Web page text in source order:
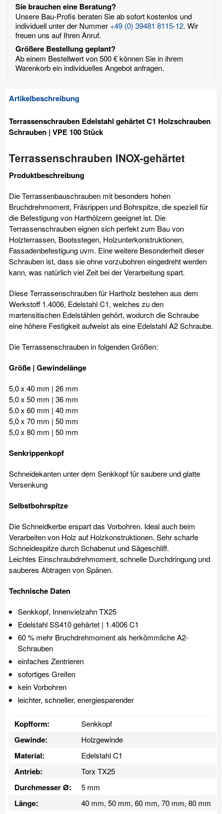
Sie brauchen eine Beratung?
Unsere Bau-Profis beraten Sie ab sofort kostenlos und
individuell unter der Nummer +49 (0) 39481 8115-12. Wir
freuen uns auf Ihren Anruf.
Größere Bestellung geplant?
Ab einem Bestellwert von 500 € können Sie in ihrem
Warenkorb ein individuelles Angebot anfragen.
Artikelbeschreibung
Terrassenschrauben Edelstahl gehärtet C1 Holzschrauben
Schrauben | VPE 100 Stück
Terrassenschrauben INOX-gehärtet
Produktbeschreibung
Die Terrassenbauschrauben mit besonders hohen
Bruchdrehmoment, Fräsrippen und Bohrspitze, die speziell für
die Befestigung von Harthölzern geeignet ist. Die
Terrassenschrauben eignen sich perfekt zum Bau von
Holzterrassen, Bootsstegen, Holzunterkonstruktionen,
Fassadenbefestigung uvm. Eine weitere Besonderheit dieser
Schrauben ist, dass sie ohne vorzubohren eingedreht werden
kann, was natürlich viel Zeit bei der Verarbeitung spart.
Diese Terrassenschrauben für Hartholz bestehen aus dem
Werkstoff 1.4006, Edelstahl C1, welches zu den
martensitischen Edelstählen gehört, wodurch die Schraube
eine höhere Festigkeit aufweist als eine Edelstahl A2 Schraube.
Die Terrassenschrauben in folgenden Größen:
Größe | Gewindelänge
5,0 x 40 mm | 26 mm
5,0 x 50 mm | 36 mm
5,0 x 60 mm | 40 mm
5,0 x 70 mm | 50 mm
5,0 x 80 mm | 50 mm
Senkrippenkopf
Schneidekanten unter dem Senkkopf für saubere und glatte
Versenkung
Selbstbohrspitze
Die Schneidkerbe erspart das Vorbohren. Ideal auch beim
Verarbeiten von Holz auf Holzkonstruktionen. Sehr scharfe
Schneidespitze durch Schabenut und Sägeschliff.
Leichtes Einschraubdrehmoment, schnelle Durchdringung und
sauberes Abtragen von Spänen.
Technische Daten
Senkkopf, Innenvielzahn TX25
Edelstahl SS410 gehärtet | 1.4006 C1
60 % mehr Bruchdrehmoment als herkömmliche A2-
Schrauben
einfaches Zentrieren
sofortiges Greifen
kein Vorbohren
leichter, schneller, energiesparender
Kopfform: Senkkopf
Gewinde: Holzgewinde
Material: Edelstahl C1
Antrieb: Torx TX25
Durchmesser Ø: 5 mm
Länge: 40 mm, 50 mm, 60 mm, 70 mm, 80 mm